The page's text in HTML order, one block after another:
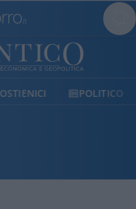
POLITICO